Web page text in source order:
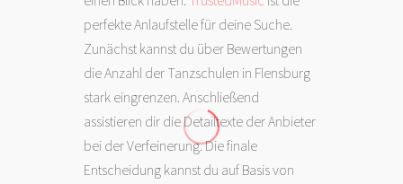
perfekte Anlaufstelle für deine Suche.
Zunächst kannst du über Bewertungen
die Anzahl der Tanzschulen in Flensburg
stark eingrenzen. Anschließend
assistieren dir die Detailtexte der Anbieter
bei der Verfeinerung. Die finale
Entscheidung kannst du auf Basis von